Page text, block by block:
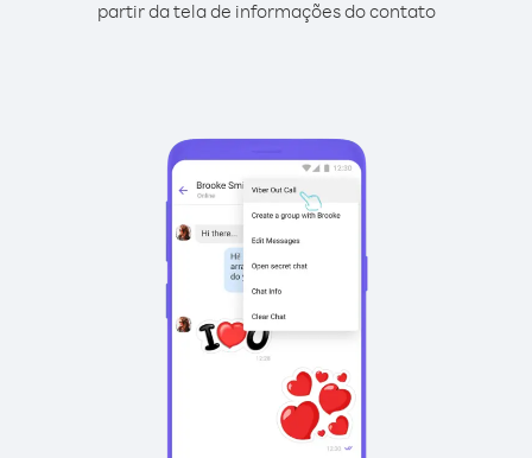
partir da tela de informações do contato